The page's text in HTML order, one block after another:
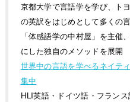
京都大学で言語学を学び、ト
の英訳をはじめとして多くの
「体感語学の中村屋」を主催
にした独自のメソッドを展開
世界中の言語を学べるネイテ
集中
HLI英語・ドイツ語・フラン